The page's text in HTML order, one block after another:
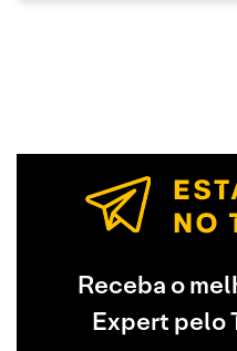
Receba o
Expert pelo